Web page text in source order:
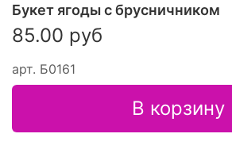
арт. Б0161
Букет ягоды с брусничником
85.00 руб
В корзину